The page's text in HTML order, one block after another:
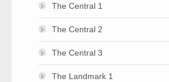
The Central 1
The Central 2
The Central 3
The Landmark 1